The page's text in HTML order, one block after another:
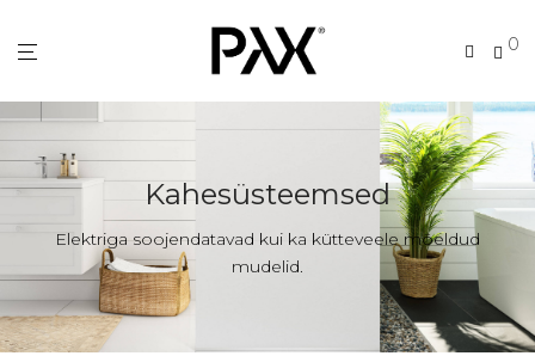
0
Kahesüsteemsed
Elektriga soojendatavad kui ka kütteveele mõeldud
mudelid.